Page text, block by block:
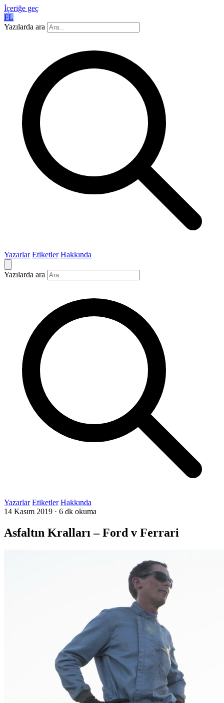
İçeriğe geç
FL
Yazılarda ara
Yazarlar Etiketler Hakkında
Yazılarda ara
Yazarlar Etiketler Hakkında
14 Kasım 2019 · 6 dk okuma
Asfaltın Kralları – Ford v Ferrari